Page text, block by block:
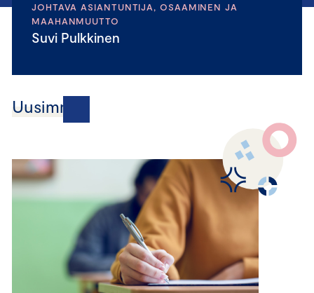
JOHTAVA ASIANTUNTIJA, OSAAMINEN JA
MAAHANMUUTTO
Suvi Pulkkinen
Uusimmat